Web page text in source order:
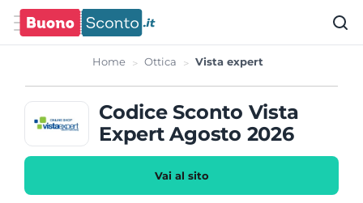
Home Ottica Vista expert
Codice Sconto Vista
Expert Agosto 2026
Vai al sito